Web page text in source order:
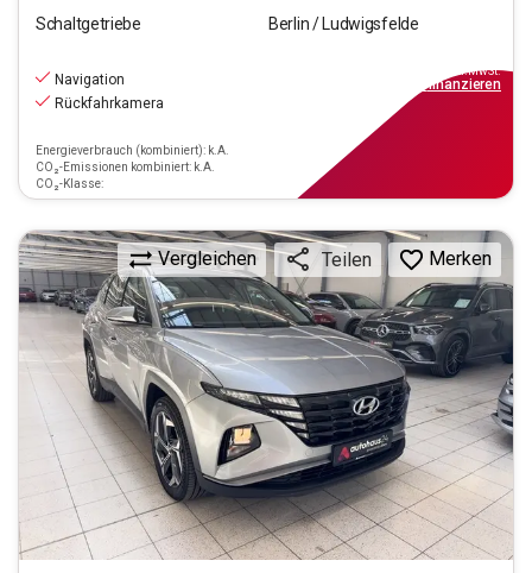
Schaltgetriebe
Berlin / Ludwigsfelde
Navigation
Rückfahrkamera
Energieverbrauch (kombiniert): k.A.
CO₂-Emissionen kombiniert: k.A.
CO₂-Klasse:
inkl.MwSt.
finanzieren
Vergleichen Teilen Merken